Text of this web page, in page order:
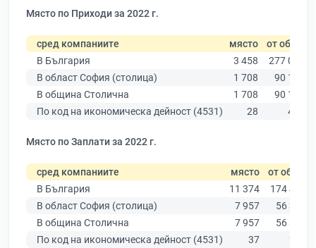
Място по Приходи за 2022 г.
сред компаниите място от общо
В България
3 458
277 019
В област София (столица)
1 708
90 178
В община Столична
1 708
90 178
По код на икономическа дейност (4531)
28 449
Място по Заплати за 2022 г.
сред компаниите място от общо
В България
11 374
174 403
В област София (столица)
7 957
56 378
В община Столична
7 957
56 378
По код на икономическа дейност (4531)
37 296